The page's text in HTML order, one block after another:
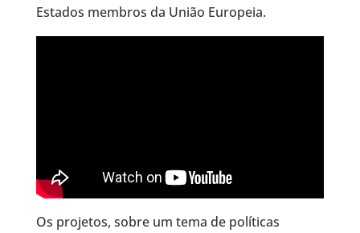
Estados membros da União Europeia.
Os projetos, sobre um tema de políticas